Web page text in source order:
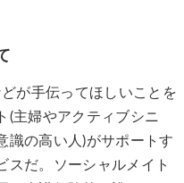
が手伝ってほしいことを
(主婦やアクティブシニ
識の高い人)がサポートす
スだ。ソーシャルメイト